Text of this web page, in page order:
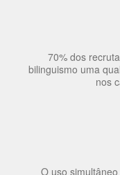
70% dos
bilinguismo uma
nos
O uso
proteger